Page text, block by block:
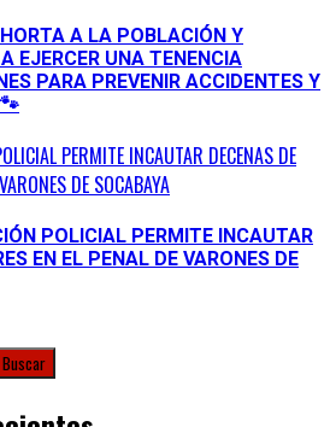
A LA POBLACIÓN Y
EJERCER UNA TENENCIA
PARA PREVENIR ACCIDENTES Y
PERMITE INCAUTAR DECENAS DE
DE SOCABAYA
POLICIAL PERMITE INCAUTAR
EN EL PENAL DE VARONES DE
Buscar